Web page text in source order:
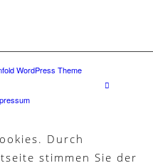
WordPress Theme
Durch
stimmen Sie der